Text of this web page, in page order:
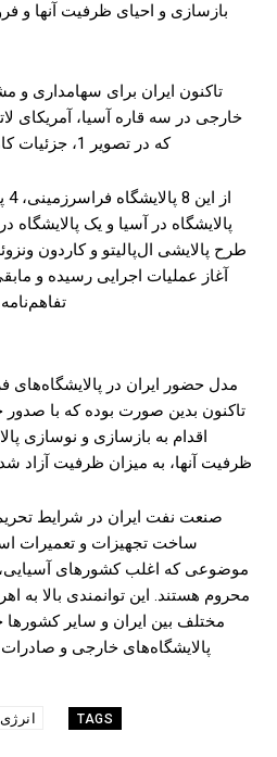
بازسازی و احیای ظرفیت آنها و
خارجی در سه قاره آسیا، آمریکای
که در تصویر 1، جزئیات کاملی از آنها آورده شده است.
پالایشگاه در آسیا و یک پالایشگاه
طرح پالایشی ال‌پالیتو و کاردون
آغاز عملیات اجرایی رسیده و
مدل حضور ایران در پالایشگاه‌های
تاکنون بدین صورت بوده که با
اقدام به بازسازی و نوسازی
ظرفیت آنها، به میزان ظرفیت آزاد
صنعت نفت ایران در شرایط تحریم
ساخت تجهیزات و تعمیرات
موضوعی که اغلب کشورهای آسیایی،
محروم هستند. این توانمندی بالا به
مختلف بین ایران و سایر
پالایشگاه‌های خارجی و
TAGS انرژی